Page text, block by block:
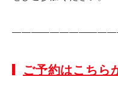
ご予約はこちら